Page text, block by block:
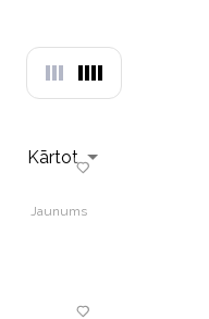
Kārtot
Jaunums